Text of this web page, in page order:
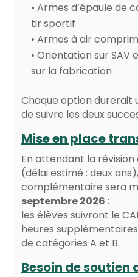
• Armes d’épaule de
tir sportif
• Armes à air
• Orientation sur
sur la fabrication
Chaque option durerait
de suivre les deux
Mise en place
En attendant la
(délai estimé : deux
complémentaire sera
septembre 2026 :
les élèves suivront le
heures
de catégories A et B.
Besoin de soutien